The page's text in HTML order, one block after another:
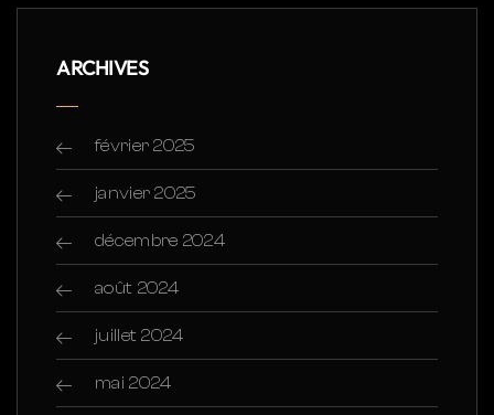
ARCHIVES
février 2025
janvier 2025
décembre 2024
août 2024
juillet 2024
mai 2024